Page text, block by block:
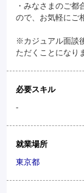
・みなさまのご都
ので、お気軽にご
※カジュアル面談
ただくことになり
必要スキル
-
就業場所
東京都